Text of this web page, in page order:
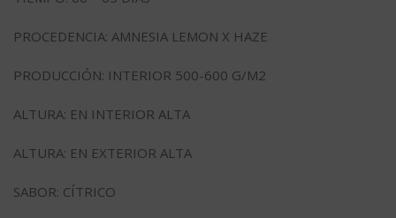
PROCEDENCIA: AMNESIA LEMON X HAZE
PRODUCCIÓN: INTERIOR 500-600 G/M2
ALTURA: EN INTERIOR ALTA
ALTURA: EN EXTERIOR ALTA
SABOR: CÍTRICO